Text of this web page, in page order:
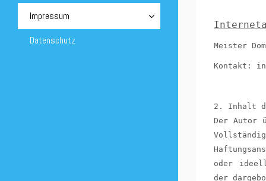
Impressum
Datenschutz
Kontakt:
2. Inhalt
Der Autor
oder
der